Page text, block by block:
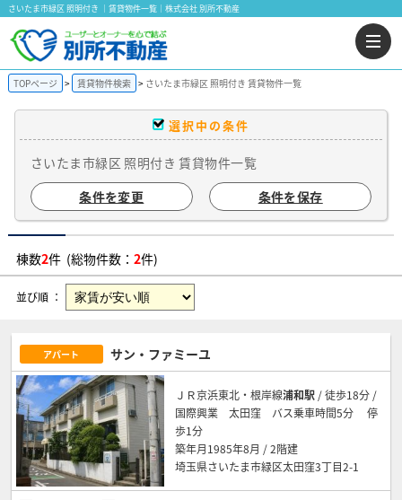
さいたま市緑区 照明付き ｜賃貸物件一覧｜株式会社 別所不動産
TOPページ 賃貸物件検索 さいたま市緑区 照明付き 賃貸物件一覧
選択中の条件
さいたま市緑区 照明付き 賃貸物件一覧
条件を変更
条件を保存
棟数2件 (総物件数： 2件)
並び順 ：
アパート サン・ファミーユ
ＪＲ京浜東北・根岸線浦和駅 / 徒歩18分 /
国際興業 太田窪 バス乗車時間5分 停
歩1分
築年月1985年8月 / 2階建
埼玉県さいたま市緑区太田窪3丁目2-1